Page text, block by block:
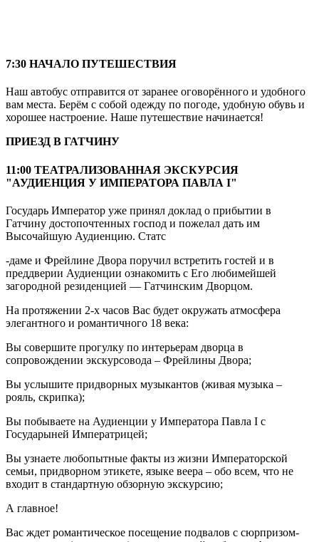
7:30 НАЧАЛО ПУТЕШЕСТВИЯ
Наш автобус отправится от заранее оговорённого и удобного
вам места. Берём с собой одежду по погоде, удобную обувь и
хорошее настроение. Наше путешествие начинается!
ПРИЕЗД В ГАТЧИНУ
11:00 ТЕАТРАЛИЗОВАННАЯ ЭКСКУРСИЯ
"АУДИЕНЦИЯ У ИМПЕРАТОРА ПАВЛА I"
Государь Император уже принял доклад о прибытии в
Гатчину достопочтенных господ и пожелал дать им
Высочайшую Аудиенцию. Статс
-даме и Фрейлине Двора поручил встретить гостей и в
преддверии Аудиенции ознакомить с Его любимейшей
загородной резиденцией — Гатчинским Дворцом.
На протяжении 2-х часов Вас будет окружать атмосфера
элегантного и романтичного 18 века:
Вы совершите прогулку по интерьерам дворца в
сопровождении экскурсовода – Фрейлины Двора;
Вы услышите придворных музыкантов (живая музыка –
рояль, скрипка);
Вы побываете на Аудиенции у Императора Павла I с
Государыней Императрицей;
Вы узнаете любопытные факты из жизни Императорской
семьи, придворном этикете, языке веера – обо всем, что не
входит в стандартную обзорную экскурсию;
А главное!
Вас ждет романтическое посещение подвалов с сюрпризом-